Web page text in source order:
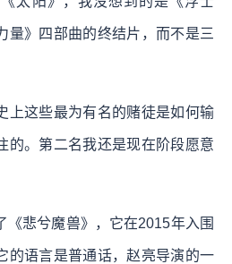
量》四部曲的终结片，而不是三
上这些最为有名的赌徒是如何输
的。第二名我还是现在阶段愿意
《悲兮魔兽》，它在2015年入围
的语言是普通话，赵亮导演的一